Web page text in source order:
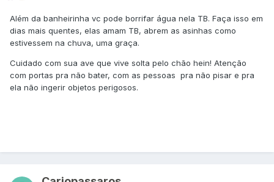
Além da banheirinha vc pode borrifar água nela TB. Faça isso em
dias mais quentes, elas amam TB, abrem as asinhas como
estivessem na chuva, uma graça.
Cuidado com sua ave que vive solta pelo chão hein! Atenção
com portas pra não bater, com as pessoas pra não pisar e pra
ela não ingerir objetos perigosos.